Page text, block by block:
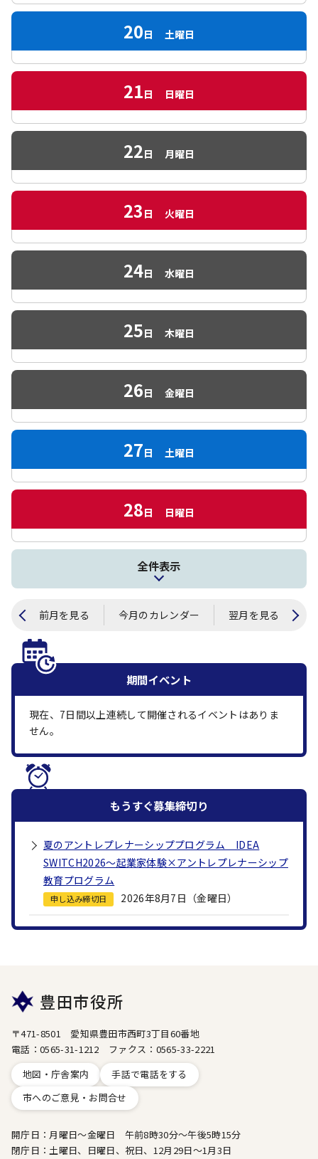
20日 土曜日
21日 日曜日
22日 月曜日
23 日 火曜日
24日 水曜日
25日 木曜日
26日 金曜日
27日 土曜日
28日 日曜日
全件表示
前月を見る 今月のカレンダー 翌月を見る
期間イベント
現在、 7日間以上連続して開催されるイベントはありま
せん。
もうすぐ募集締切り
夏のアントレプレナーシッププログラム IDEA
SWITCH2026～起業家体験×アントレプレナーシップ
教育プログラム
申し込み締切日 2026年8月7日（金曜日）
豊田市役所
〒471-8501 愛知県豊田市西町3丁目60番地
電話：0565-31-1212 ファクス：0565-33-2221
地図・庁舎案内
手話で電話をする
市へのご意見・お問合せ
開庁日：月曜日～金曜日 午前8時30分～午後5時15分
閉庁日：土曜日、日曜日、祝日、12月29日～1月3日